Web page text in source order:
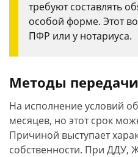
требуют составлять
особой форме. Этот
ПФР или у нотариуса.
Методы
На исполнение условий
месяцев, но этот срок
Причиной выступает
собственности. При ДДУ,